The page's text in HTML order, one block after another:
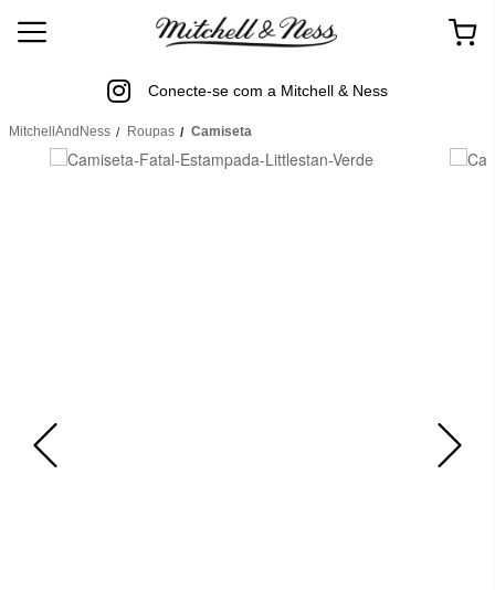
Conecte-se com a Mitchell & Ness
MitchellAndNess Roupas Camiseta